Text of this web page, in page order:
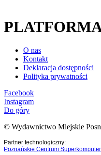
O nas
Kontakt
Deklaracja dostępności
Polityka prywatności
Facebook
Instagram
Do góry
© Wydawnictwo Miejskie
Partner technologiczny:
Poznańskie Centrum